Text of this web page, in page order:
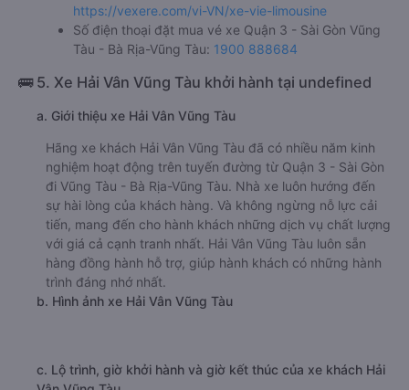
https://vexere.com/vi-VN/xe-vie-limousine
Số điện thoại đặt mua vé xe Quận 3 - Sài Gòn Vũng
Tàu - Bà Rịa-Vũng Tàu: 1900 888684
🚌 5. Xe Hải Vân Vũng Tàu khởi hành tại undefined
a. Giới thiệu xe Hải Vân Vũng Tàu
Hãng xe khách Hải Vân Vũng Tàu đã có nhiều năm kinh
nghiệm hoạt động trên tuyến đường từ Quận 3 - Sài Gòn
đi Vũng Tàu - Bà Rịa-Vũng Tàu. Nhà xe luôn hướng đến
sự hài lòng của khách hàng. Và không ngừng nỗ lực cải
tiến, mang đến cho hành khách những dịch vụ chất lượng
với giá cả cạnh tranh nhất. Hải Vân Vũng Tàu luôn sẵn
hàng đồng hành hỗ trợ, giúp hành khách có những hành
trình đáng nhớ nhất.
b. Hình ảnh xe Hải Vân Vũng Tàu
c. Lộ trình, giờ khởi hành và giờ kết thúc của xe khách Hải